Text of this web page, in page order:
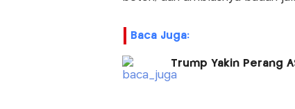
Baca Juga:
Trump Yakin Perang